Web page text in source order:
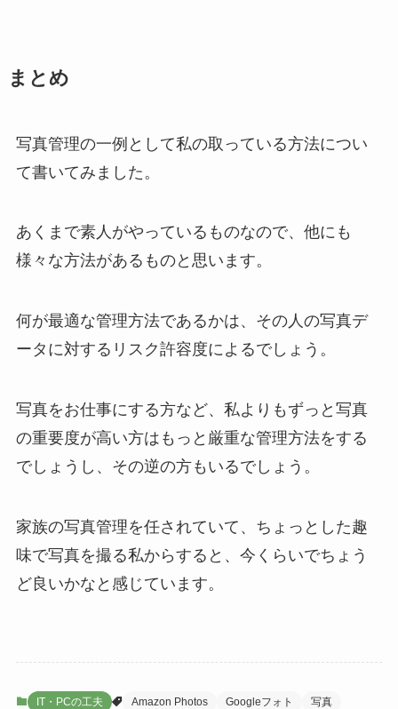
まとめ
写真管理の一例として私の取っている方法につい
て書いてみました。
あくまで素人がやっているものなので、他にも
様々な方法があるものと思います。
何が最適な管理方法であるかは、その人の写真デ
ータに対するリスク許容度によるでしょう。
写真をお仕事にする方など、私よりもずっと写真
の重要度が高い方はもっと厳重な管理方法をする
でしょうし、その逆の方もいるでしょう。
家族の写真管理を任されていて、ちょっとした趣
味で写真を撮る私からすると、今くらいでちょう
ど良いかなと感じています。
IT・PCの工夫 Amazon Photos Googleフォト 写真